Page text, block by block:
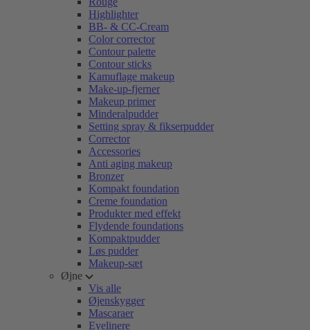
Highlighter
BB- & CC-Cream
Color corrector
Contour palette
Contour sticks
Kamuflage makeup
Make-up-fjerner
Makeup primer
Minderalpudder
Setting spray & fikserpudder
Corrector
Accessories
Anti aging makeup
Bronzer
Kompakt foundation
Creme foundation
Produkter med effekt
Flydende foundations
Kompaktpudder
Løs pudder
Makeup-sæt
Øjne
Vis alle
Øjenskygger
Mascaraer
Eyelinere